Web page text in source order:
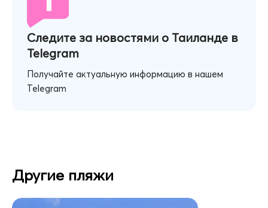
Следите за новостями о Таиланде в
Telegram
Получайте актуальную информацию в нашем
Telegram
Другие пляжи